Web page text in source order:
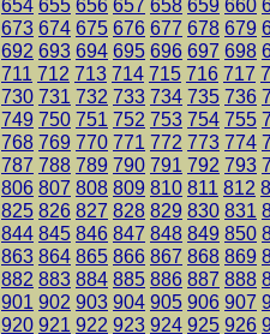
654 655 656 657 658 659 660
673 674 675 676 677 678 679
692 693 694 695 696 697 698
711 712 713 714 715 716 717
730 731 732 733 734 735 736
749 750 751 752 753 754 755
768 769 770 771 772 773 774
787 788 789 790 791 792 793
806 807 808 809 810 811 812
825 826 827 828 829 830 831
844 845 846 847 848 849 850
863 864 865 866 867 868 869
882 883 884 885 886 887 888
901 902 903 904 905 906 907
920 921 922 923 924 925 926